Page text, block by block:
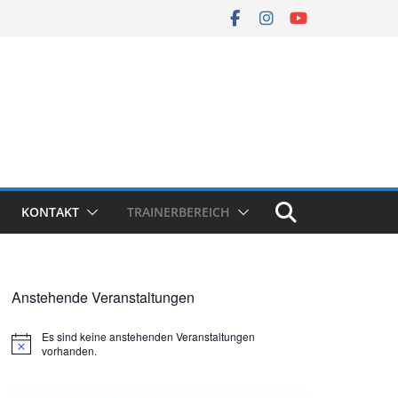
KONTAKT TRAINERBEREICH
Anstehende Veranstaltungen
H
Es sind keine anstehenden Veranstaltungen
vorhanden.